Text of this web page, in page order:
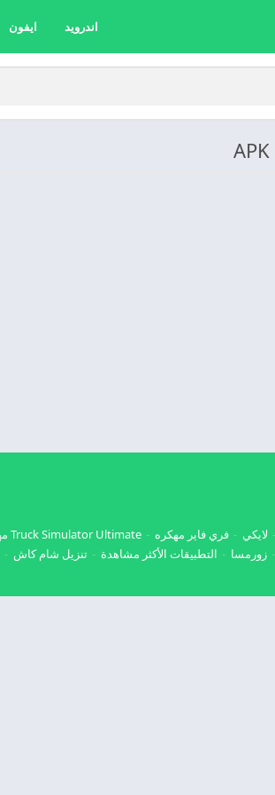
اندرويد ايفون
لايكي فري فاير مهكره Truck Simulator Ultimate مهكره
زورمسا التطبيقات الأكثر مشاهدة تنزيل شام كاش